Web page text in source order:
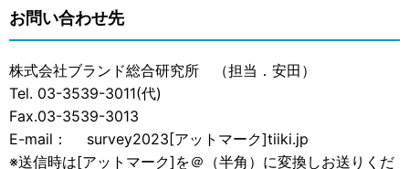
お問い合わせ先
株式会社ブランド総合研究所 （担当．安田）
Tel. 03-3539-3011(代)
Fax.03-3539-3013
E-mail： survey2023[アットマーク]tiiki.jp
※送信時は[アットマーク]を＠（半角）に変換しお送りくだ